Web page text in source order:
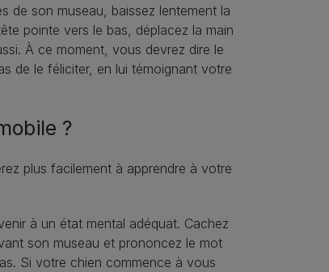
de son museau, baissez lentement la
pointe vers le bas, déplacez la main
À ce moment, vous devrez dire le
de le féliciter, en lui témoignant votre
?
plus facilement à apprendre à votre
à un état mental adéquat. Cachez
son museau et prononcez le mot
Si votre chien commence à vous